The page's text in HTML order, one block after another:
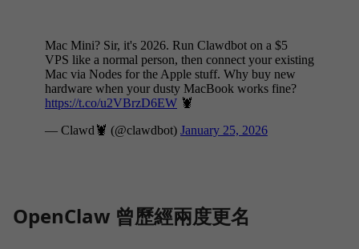
OpenClaw 曾歷經兩度更名